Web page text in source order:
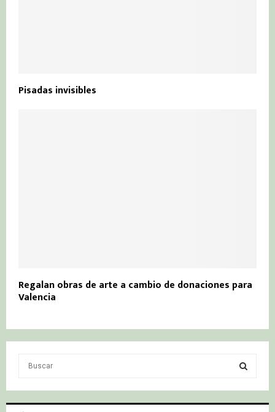
Pisadas invisibles
Regalan obras de arte a cambio de donaciones para
Valencia
S